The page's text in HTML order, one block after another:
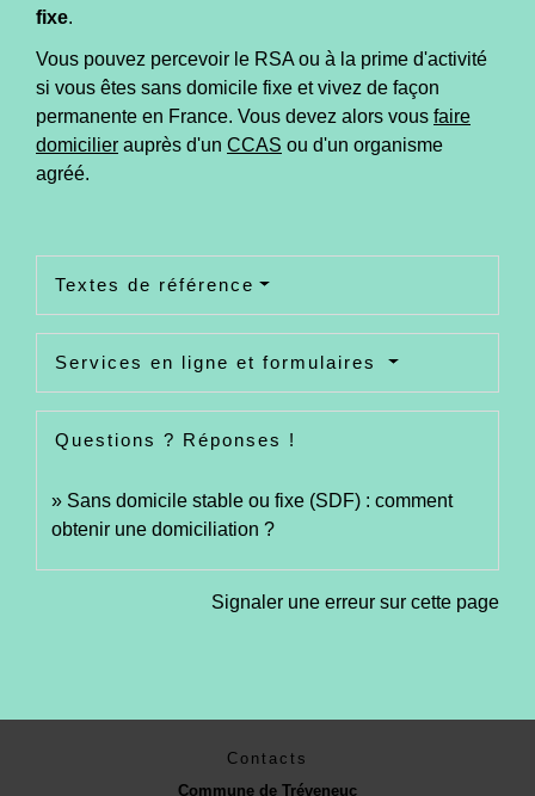
fixe.
Vous pouvez percevoir le RSA ou à la prime d'activité
si vous êtes sans domicile fixe et vivez de façon
permanente en France. Vous devez alors vous faire
domicilier auprès d'un CCAS ou d'un organisme
agréé.
Textes de référence
Services en ligne et formulaires
Questions ? Réponses !
Sans domicile stable ou fixe (SDF) : comment
obtenir une domiciliation ?
Signaler une erreur sur cette page
Contacts
Commune de Tréveneuc